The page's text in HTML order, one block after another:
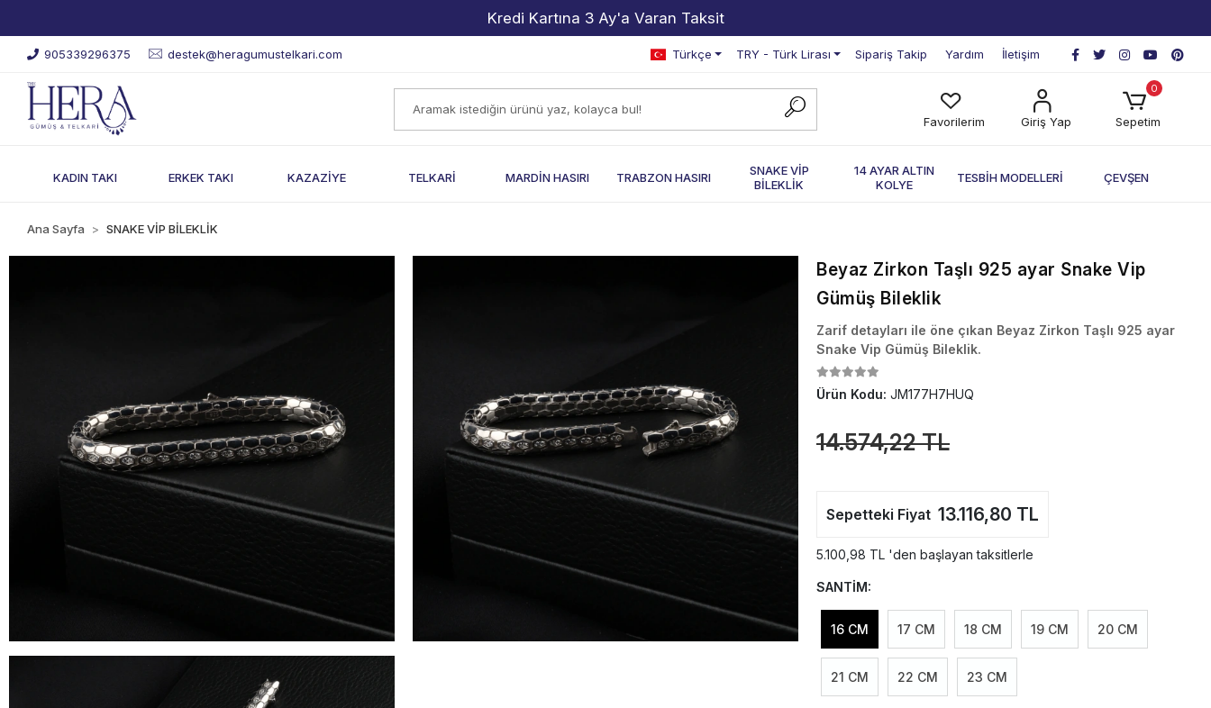
2000 TL ve Üzeri Alışverişlerde Kargo Bedava!
905339296375 destek@heragumustelkari.com Türkçe TRY - Türk Lirası Sipariş Takip Yardım İletişim
Favorilerim Giriş Yap
0
Sepetim
KADIN TAKI ERKEK TAKI KAZAZİYE TELKARİ MARDİN HASIRI TRABZON HASIRI
SNAKE VİP
BİLEKLİK
14 AYAR ALTIN
KOLYE
TESBİH MODELLERİ ÇEVŞEN
Ana Sayfa SNAKE VİP BİLEKLİK
Beyaz Zirkon Taşlı 925 ayar Snake Vip
Gümüş Bileklik
Zarif detayları ile öne çıkan Beyaz Zirkon Taşlı 925 ayar
Snake Vip Gümüş Bileklik.
Ürün Kodu: JM177H7HUQ
14.574,22 TL
Sepetteki Fiyat 13.116,80 TL
5.100,98 TL 'den başlayan taksitlerle
SANTİM:
16 CM 17 CM 18 CM 19 CM 20 CM
21 CM 22 CM 23 CM